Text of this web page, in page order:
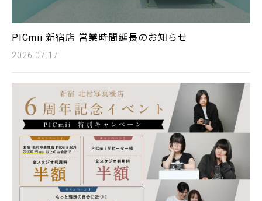
PICmii 新宿店 営業時間延長のお知らせ
2026.07.17